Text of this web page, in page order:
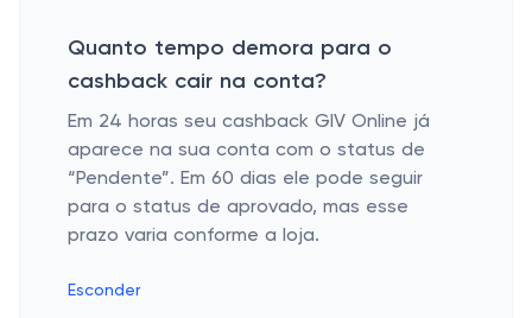
Quanto tempo demora para o
cashback cair na conta?
Em 24 horas seu cashback GIV Online já
aparece na sua conta com o status de
“Pendente”. Em 60 dias ele pode seguir
para o status de aprovado, mas esse
prazo varia conforme a loja.
Esconder